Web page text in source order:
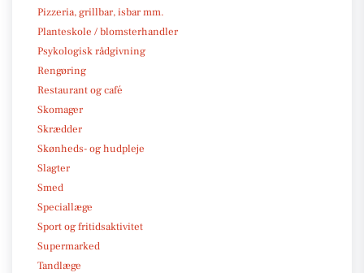
Pizzeria, grillbar, isbar mm.
Planteskole / blomsterhandler
Psykologisk rådgivning
Rengøring
Restaurant og café
Skomager
Skrædder
Skønheds- og hudpleje
Slagter
Smed
Speciallæge
Sport og fritidsaktivitet
Supermarked
Tandlæge